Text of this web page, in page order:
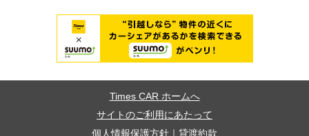
Times CAR ホームへ
サイトのご利用にあたって
個人情報保護方針
貸渡約款